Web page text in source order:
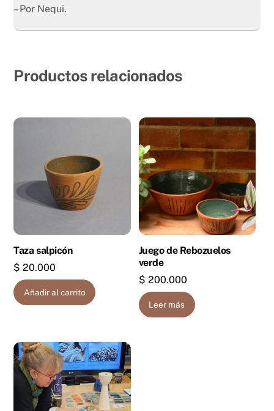
– Por Nequi.
Productos relacionados
Taza salpicón
$ 20.000
Añadir al carrito
Juego de Rebozuelos
verde
$ 200.000
Leer más